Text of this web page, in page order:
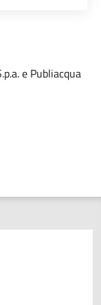
e Publiacqua